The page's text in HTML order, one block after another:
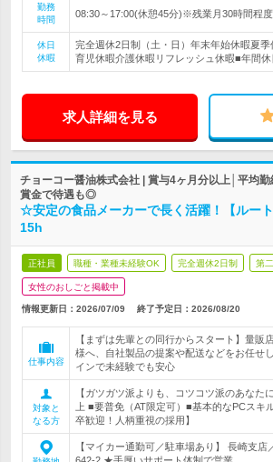
勤務
時間
08:30～17:00(休憩45分)※残業月30時間程度
休日
休暇
完全週休2日制（土・日）年末年始休暇夏季
育児休暇介護休暇リフレッシュ休暇■年間休
求人詳細を見る
チョーコー醤油株式会社 | 賞与4ヶ月分以上│平均
賞金で待遇も◎
☆安定の食品メーカーで長く活躍！【ルー
15h
正社員 職種・業種未経験OK 完全週休2日制 第
女性のおしごと掲載中
情報更新日：2026/07/09 終了予定日： 2026/08/20
仕事内容
【まずは先輩との同行からスタート】量販
様へ、自社製品の提案や配送などをお任せ
インで未経験でも安心
対象と
なる方
【ガツガツ派よりも、コツコツ派のあなた
上 ■要普免（AT限定可）■基本的なPCスキ
卒歓迎！人柄重視の採用】
【マイカー通勤可／駐車場あり】 長崎支